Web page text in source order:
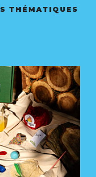
THÉMATIQUES